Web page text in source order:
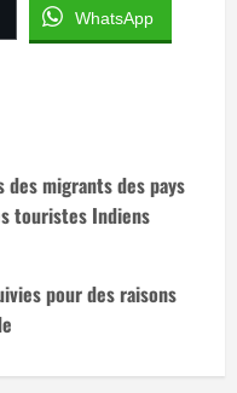
WhatsApp
des migrants des pays
touristes Indiens
pour des raisons